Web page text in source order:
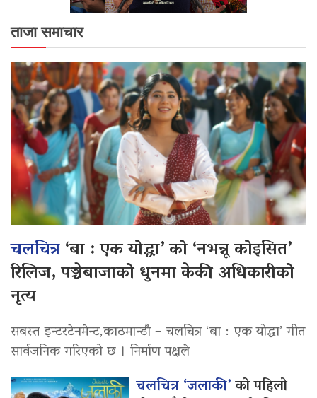
ताजा समाचार
चलचित्र‘बा : एक योद्धा’ को ‘नभन्नू कोइसित’
रिलिज, पञ्चेबाजाको धुनमा केकी अधिकारीको
नृत्य
सबस्त इन्टरटेनमेन्ट,काठमान्डौ – चलचित्र ‘बा : एक योद्धा’ गीत
सार्वजनिक गरिएको छ । निर्माण पक्षले
चलचित्र ‘जलाकी’को पहिलो